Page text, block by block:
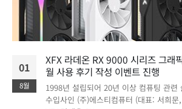
01
8월
XFX 라데온 RX 9000 시리즈 그래
월 사용 후기 작성 이벤트 진행
1998년 설립되어 20년 이상 컴퓨팅 관련
수입사인 (주)에스티컴퓨터 (대표: 서희